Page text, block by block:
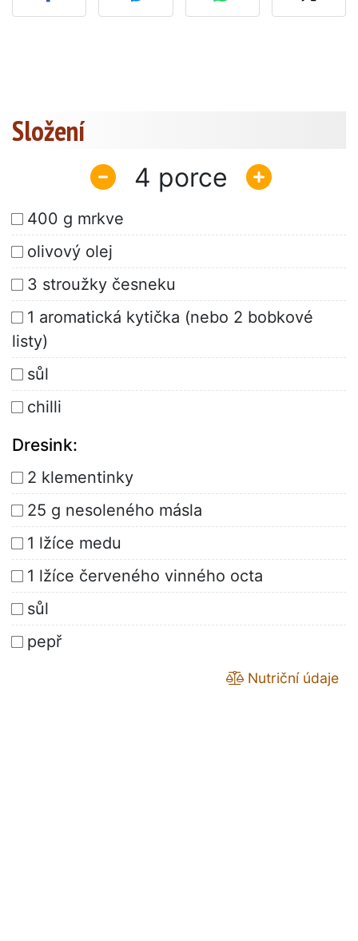
Složení
4
400 g mrkve
olivový olej
3 stroužky česneku
1 aromatická kytička (nebo 2 bobkové
listy)
sůl
chilli
Dresink:
2 klementinky
25 g nesoleného másla
1 lžíce medu
1 lžíce červeného vinného octa
sůl
pepř
Nutriční údaje